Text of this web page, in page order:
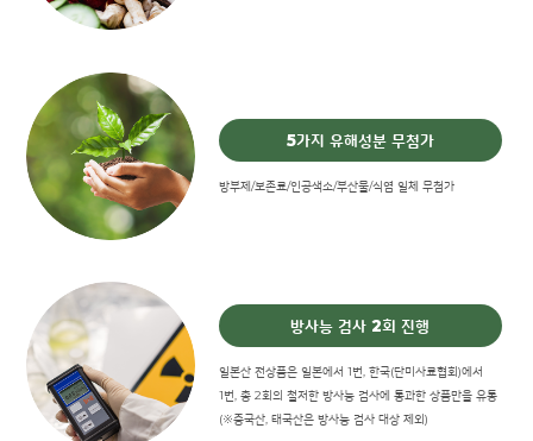
5가지 유해성분 무첨가
방부제/보존료/인공색소/부산물/식염 일체 무첨가
방사능 검사 2회 진행
일본산 전상품은 일본에서 1번, 한국(단미사료협회)에서
1번, 총 2회의 철저한 방사능 검사에 통과한 상품만을 유통
(※중국산, 태국산은 방사능 검사 대상 제외)